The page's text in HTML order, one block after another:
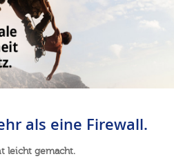
als eine Firewall.
leicht gemacht.